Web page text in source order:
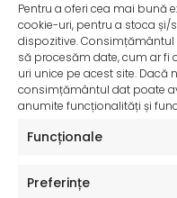
Pentru a oferi cea mai bună
cookie-uri, pentru a stoca
dispozitive.
să procesăm date, cum ar fi
uri unice pe acest site.
consimțământul dat poate
anumite funcționalități și
Funcționale
Preferințe
InfoMama – Ghidul
primul an
De peste 35 de